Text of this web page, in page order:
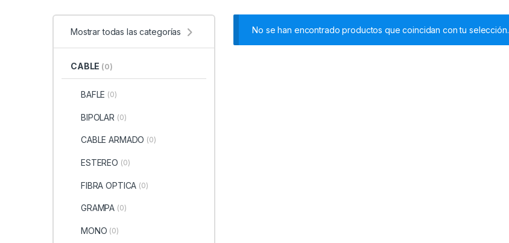
No se han encontrado productos que coincidan con tu selección.
Mostrar todas las categorías
CABLE (0)
BAFLE (0)
BIPOLAR (0)
CABLE ARMADO (0)
ESTEREO (0)
FIBRA OPTICA (0)
GRAMPA (0)
MONO (0)